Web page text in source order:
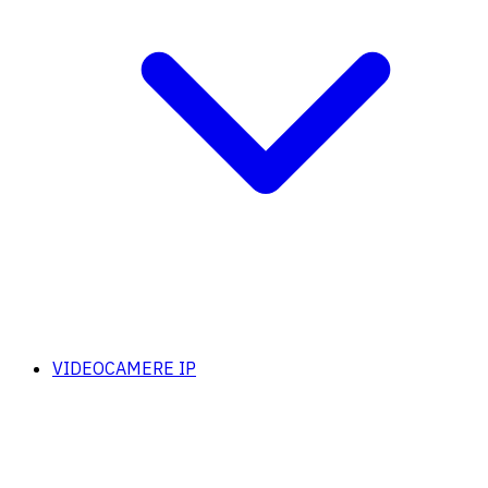
VIDEOCAMERE IP